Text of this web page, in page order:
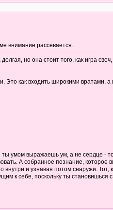
внимание рассевается.
но она стоит того, как игра
как входить широкими вратами, а
ты умом выражаешь ум, а не сердце -
А собранное познание, которое
и узнавая потом снаружи. Тот,
к себе, поскольку ты становишься